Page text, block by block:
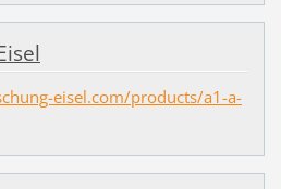
eisel.com/products/a1-a-